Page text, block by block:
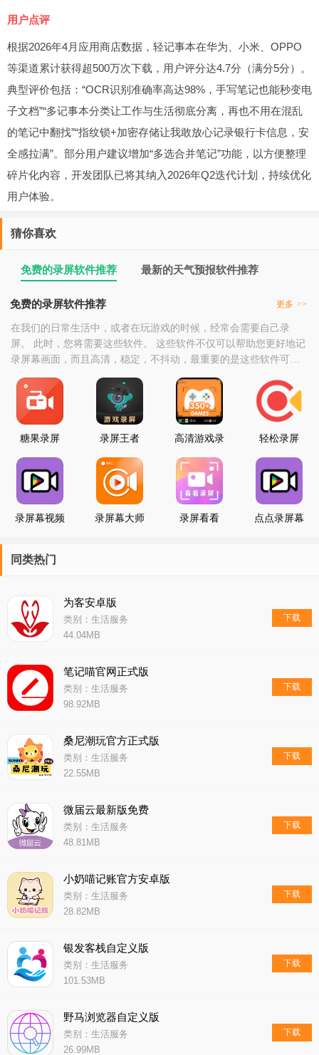
用户点评
根据2026年4月应用商店数据，轻记事本在华为、小米、OPPO
等渠道累计获得超500万次下载，用户评分达4.7分（满分5分）。
典型评价包括：“OCR识别准确率高达98%，手写笔记也能秒变电
子文档”“多记事本分类让工作与生活彻底分离，再也不用在混乱
的笔记中翻找”“指纹锁+加密存储让我敢放心记录银行卡信息，安
全感拉满”。部分用户建议增加“多选合并笔记”功能，以方便整理
碎片化内容，开发团队已将其纳入2026年Q2迭代计划，持续优化
用户体验。
猜你喜欢
免费的录屏软件推荐 最新的天气预报软件推荐
免费的录屏软件推荐 更多 >>
在我们的日常生活中，或者在玩游戏的时候，经常会需要自己录
屏。 此时，您将需要这些软件。 这些软件不仅可以帮助您更好地记
录屏幕画面，而且高清，稳定，不抖动，最重要的是这些软件可以
免费使用。
糖果录屏 录屏王者
高清游戏录
轻松录屏
录屏幕视频 录屏幕大师 录屏看看
点点录屏幕
同类热门
为客安卓版
类别：生活服务
44.04MB
下载
笔记喵官网正式版
类别：生活服务
98.92MB
下载
桑尼潮玩官方正式版
类别：生活服务
22.55MB
下载
微届云最新版免费
类别：生活服务
48.81MB
下载
小奶喵记账官方安卓版
类别：生活服务
28.82MB
下载
银发客栈自定义版
类别：生活服务
101.53MB
下载
野马浏览器自定义版
类别：生活服务
26.99MB
下载